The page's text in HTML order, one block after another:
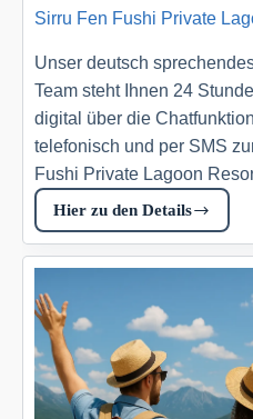
Sirru Fen Fushi Private
Unser deutsch
Team steht Ihnen 24
digital über die
telefonisch und per SMS
Fushi Private Lagoon
Hier zu den Details
Fen
Private
Lagoon
Resort
Tui.com
DE